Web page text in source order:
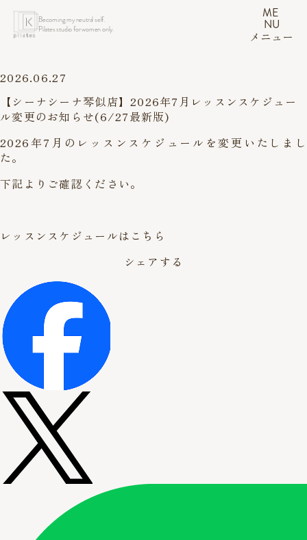
Becoming my neutral self.
Pilates studio for women only.
ME
NU
メニュー
2026.06.27
【シーナシーナ琴似店】2026年7月レッスンスケジュー
ル変更のお知らせ(6/27最新版)
2026年7月のレッスンスケジュールを変更いたしまし
た。
下記よりご確認ください。
レッスンスケジュールはこちら
シェアする